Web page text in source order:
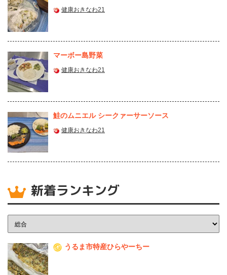
健康おきなわ21
マーボー島野菜
健康おきなわ21
鮭のムニエル シークァーサーソース
健康おきなわ21
新着ランキング
1 うるま市特産ひらやーちー